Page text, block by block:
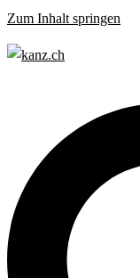
Zum Inhalt springen